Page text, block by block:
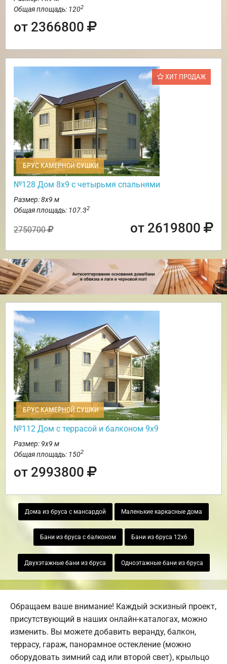
Общая площадь: 1202
от 2366800
ХИТ ПРОДАЖ
БРУС КАМЕРНОЙ СУШКИ
№128 Дом 8х9 с четырьмя спальнями
Размер: 8х9 м
Общая площадь: 107.32
2750700 от 2619800
БРУС КАМЕРНОЙ СУШКИ
№112 Дом с террасой и балконом 9х9
Размер: 9х9 м
Общая площадь: 1502
от 2993800
Дома из бруса с мансардой Маленькие каркасные дома
Бани из бруса с балконом Бани из бруса 12х6
Двухэтажные бани из бруса Одноэтажные бани из бруса
Обращаем ваше внимание! Каждый эскизный проект,
присутствующий в наших онлайн-каталогах, можно
изменить. Вы можете добавить веранду, балкон,
террасу, гараж, панорамное остекление (можно
оборудовать зимний сад или второй свет), крыльцо